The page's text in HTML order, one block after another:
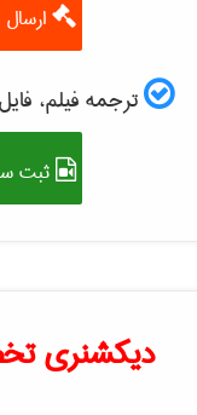
ترجمه فیلم،
ثبت
دیکشنری